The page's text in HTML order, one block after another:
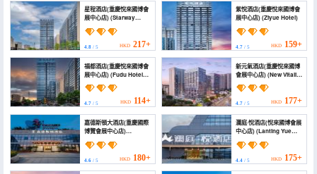
星程酒店(重慶悅來國博會
展中心店) (Starway
Hotel (Chongqing
Yuelai International
Expo Center))
4.8 / 5 HKD 217+
紫悅酒店(重慶悅來國博會
展中心店) (Ziyue Hotel)
4.7/ 5 HKD 159+
福都酒店(重慶悅來國博會
展中心店) (Fudu Hotel
(Chongqing Yuelai
National Expo
Exhibition Center
Branch))
4.7 / 5 HKD 114+
新元氣酒店(重慶悅來國博
會展中心店) (New Vitality
Hotel (Chongqing Expo
Convention and
Exhibition Center))
4.7/ 5 HKD 177+
嘉德斯頓大酒店(重慶國際
博覽會展中心店)
(Caddeston Hotel
(Chongqing Guobo
Center))
4.6 / 5 HKD 180+
瀾庭·悅酒店(悅來國博會展
中心店) (Lanting Yue
Hotel (Yuelai Guobo
Convention &
Exhibition Center
Branch))
4.4/ 5 HKD 175+